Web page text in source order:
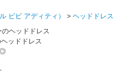
ビビ アディティ） > ヘッドドレス
ッドドレス